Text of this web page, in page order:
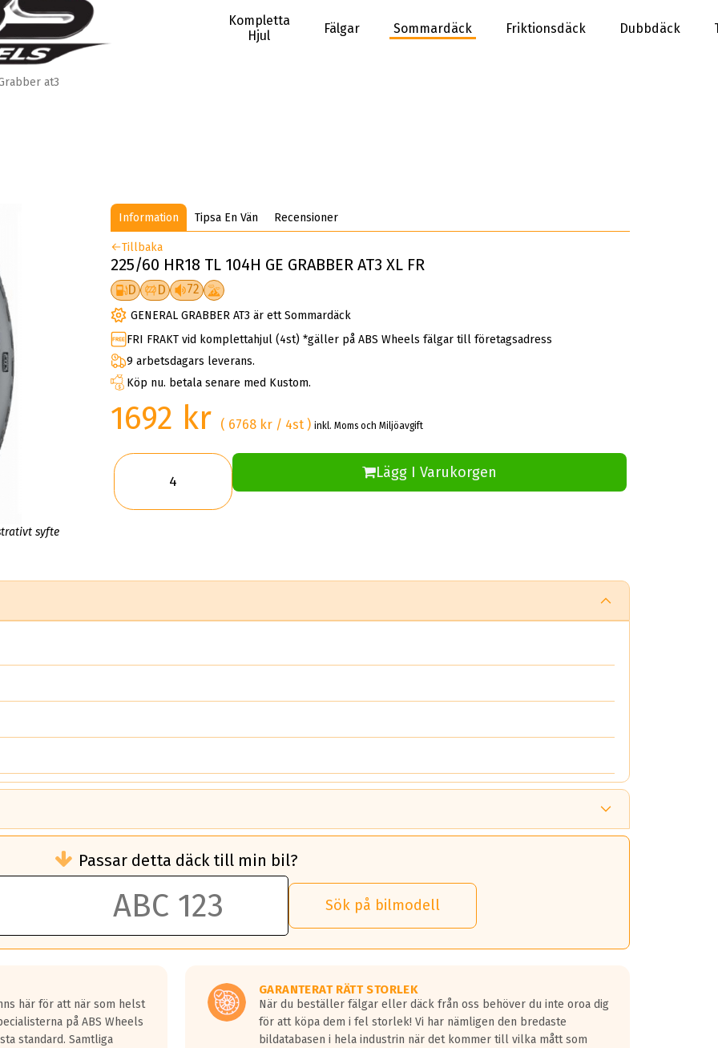
Kompletta
Hjul
Fälgar Sommardäck Friktionsdäck Dubbdäck
at3
syfte
Information Tipsa En Vän Recensioner
Tillbaka
225/60 HR18 TL 104H GE GRABBER AT3 XL FR
D D 72
GENERAL GRABBER AT3 är ett Sommardäck
FRI FRAKT vid komplettahjul (4st) *gäller på ABS Wheels fälgar till företagsadress
9 arbetsdagars leverans.
Köp nu. betala senare med Kustom.
1692 kr ( 6768 kr / 4st )inkl. Moms och Miljöavgift
Lägg I Varukorgen
än ett klass G däck.
50 liter bränsle med ett klass A däck gentemot ett klass G däck.
vilken rutt du kör, samt vilken körstil du använder.
lastbilar.
på en väg där det ligger 0.5-1.5 mm vatten.
fyra billängder( ca 18meter) mellan däck med betyg A gentemot
Passar detta däck till min bil?
Sök på bilmodell
här för att när som helst
på ABS Wheels
standard. Samtliga
GARANTERAT RÄTT STORLEK
När du beställer fälgar eller däck från oss behöver du inte oroa dig
för att köpa dem i fel storlek! Vi har nämligen den bredaste
bildatabasen i hela industrin när det kommer till vilka mått som